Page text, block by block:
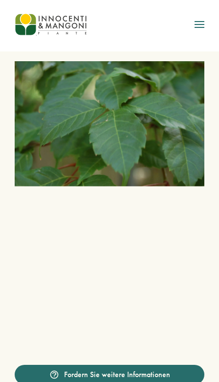
Skip to main content
Fordern Sie weitere Informationen